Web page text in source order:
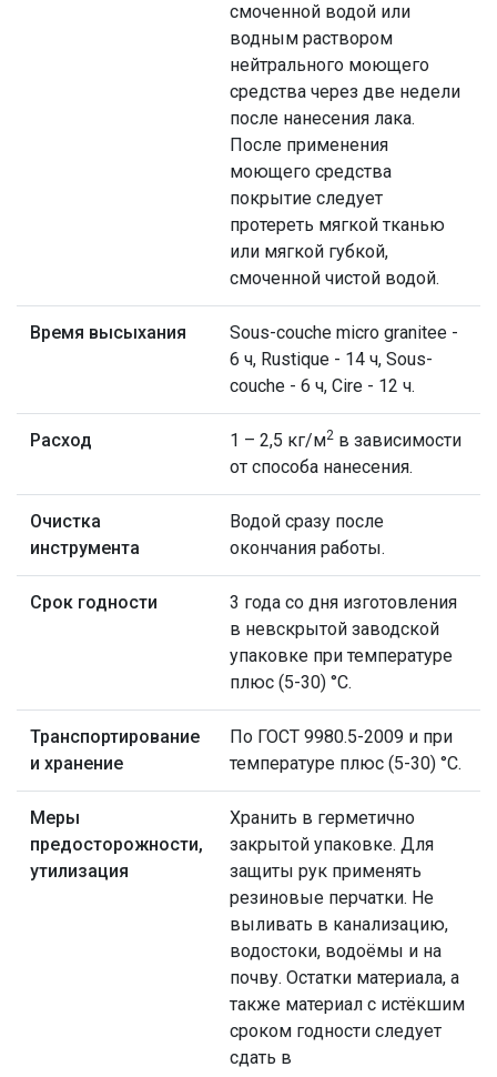
смоченной водой или
водным раствором
нейтрального моющего
средства через две недели
после нанесения лака.
После применения
моющего средства
покрытие следует
протереть мягкой тканью
или мягкой губкой,
смоченной чистой водой.
Время высыхания
Sous-couche micro granitee -
6 ч, Rustique - 14 ч, Sous-
couche - 6 ч, Cire - 12 ч.
Расход 1 – 2,5 кг/м2 в зависимости
от способа нанесения.
Очистка
инструмента
Водой сразу после
окончания работы.
Срок годности
3 года со дня изготовления
в невскрытой заводской
упаковке при температуре
плюс (5-30) °С.
Транспортирование
и хранение
По ГОСТ 9980.5-2009 и при
температуре плюс (5-30) °С.
Меры
предосторожности,
утилизация
Хранить в герметично
закрытой упаковке. Для
защиты рук применять
резиновые перчатки. Не
выливать в канализацию,
водостоки, водоёмы и на
почву. Остатки материала, а
также материал с истёкшим
сроком годности следует
сдать в